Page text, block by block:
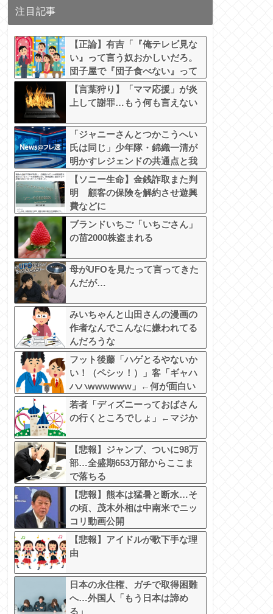
注目記事
【正論】有吉「『俺テレビ見な
い』って言う奴おかしいだろ。
団子屋で『団子食べない』って
言うか？」
【言葉狩り】「ママ応援」が炎
上して謝罪…もう何も言えない
「ジャニーさんとつかこうへい
氏は同じ」少年隊・錦織一清が
明かすレジェンドの共通点と我
流の演出論
【ソニー生命】金銭詐取また判
明 顧客の保険を解約させ遊興
費などに
ブランドいちご「いちごさん」
の苗2000株盗まれる
母がUFOを見たって言ってきた
んだが…
みいちゃんと山田さんの漫画の
作者なんでこんなに嫌われてる
んだろうな
フット後藤「ハゲとるやないか
い！（ペシッ！）」客「ギャハ
ハハwwwwww」←何が面白い
の？
若者「ディズニーっておばさん
の行くところでしょ」←マジか
【悲報】ジャンプ、ついに98万
部…全盛期653万部からここま
で落ちる
【悲報】熊本は猛暑と断水…そ
の頃、茂木外相は中南米でニッ
コリ動画公開
【悲報】アイドルが歌下手な理
由
日本の永住権、ガチで取得困難
へ…外国人「もう日本は諦め
る」